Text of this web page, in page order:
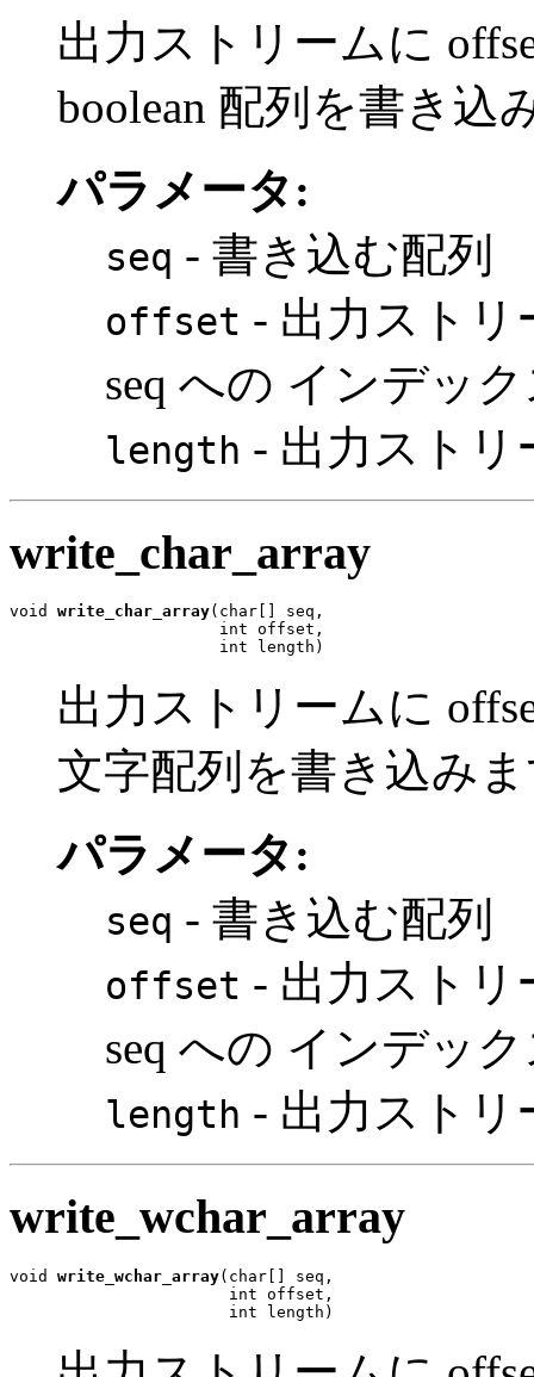
出力ストリームに
boolean 配列を書き込
パラメータ:
seq - 書き込む配列
offset - 出力ストリ
seq への インデッ
length - 出力ストリ
write_char_array
void write_char_array(char[] seq,
                      int offset,
                      int length)
出力ストリームに
文字配列を書き込み
パラメータ:
seq - 書き込む配列
offset - 出力ストリ
seq への インデッ
length - 出力ストリ
write_wchar_array
void write_wchar_array(char[] seq,
                       int offset,
                       int length)